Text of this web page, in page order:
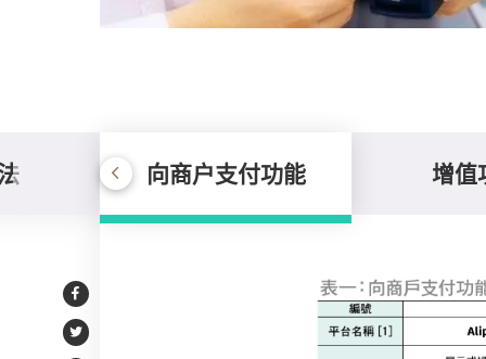
向商户支付功能 增值
Facebook
Twitter
向商户支付功能